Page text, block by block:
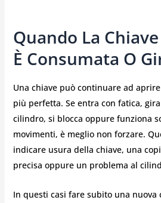
Quando La
È Consumata O
Una chiave può continuare ad
più perfetta. Se entra con fatica,
cilindro, si blocca oppure funziona
movimenti, è meglio non forzare.
indicare usura della chiave, una
precisa oppure un problema al
In questi casi fare subito una nuova